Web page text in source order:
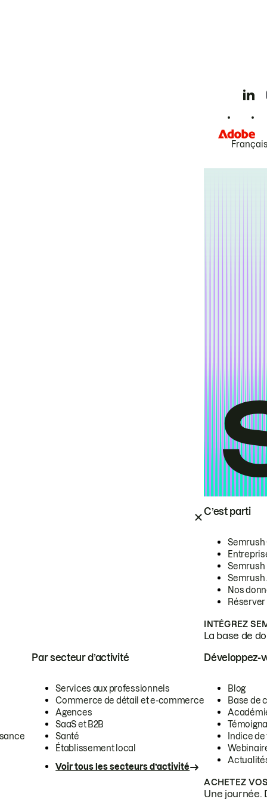
C’est parti
Semrush
Semrush
Semrush
Nos
INTÉGREZ
La base de
Par secteur d’activité
Services aux professionnels
Commerce de détail et e-commerce
Agences
SaaS et B2B
Santé
Établissement local
Voir tous les secteurs d’activité
Développez-
Blog
Base de
Indice
ACHETEZ
Une journée.